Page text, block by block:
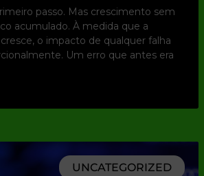
passo. Mas crescimento sem
acumulado. À medida que a
o impacto de qualquer falha
Um erro que antes era
UNCATEGORIZED